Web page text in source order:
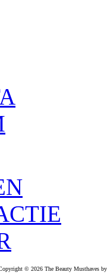
© 2026 The Beauty Musthaves